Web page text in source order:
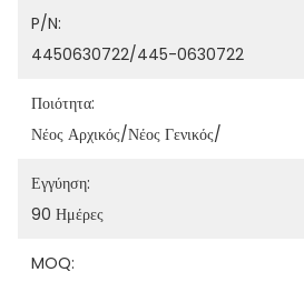
P/N:
4450630722/445-0630722
Ποιότητα:
Νέος Αρχικός/νέος Γενικός/
Εγγύηση:
90 Ημέρες
MOQ: